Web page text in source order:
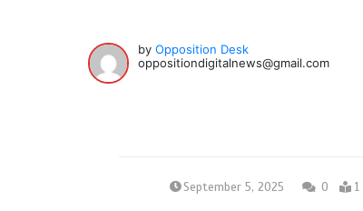
by Opposition Desk
oppositiondigitalnews@gmail.com
September 5, 2025 0 1